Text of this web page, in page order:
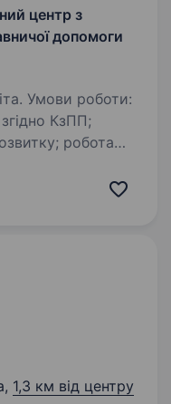
центр з
допомоги
КзПП;
робота
1,3 км від центру